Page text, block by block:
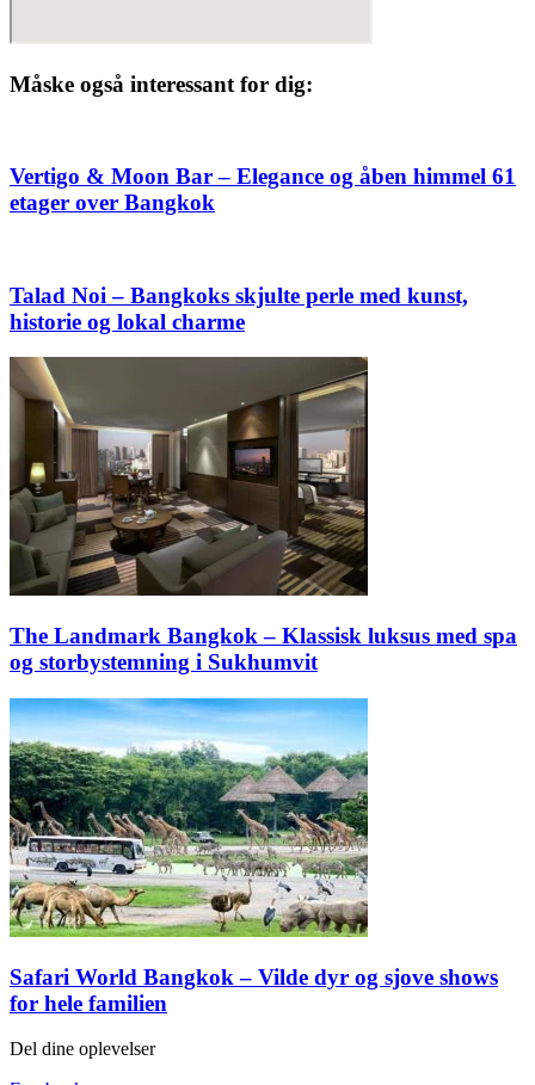
Måske også interessant for dig:
Vertigo & Moon Bar – Elegance og åben himmel 61
etager over Bangkok
Talad Noi – Bangkoks skjulte perle med kunst,
historie og lokal charme
The Landmark Bangkok – Klassisk luksus med spa
og storbystemning i Sukhumvit
Safari World Bangkok – Vilde dyr og sjove shows
for hele familien
Del dine oplevelser